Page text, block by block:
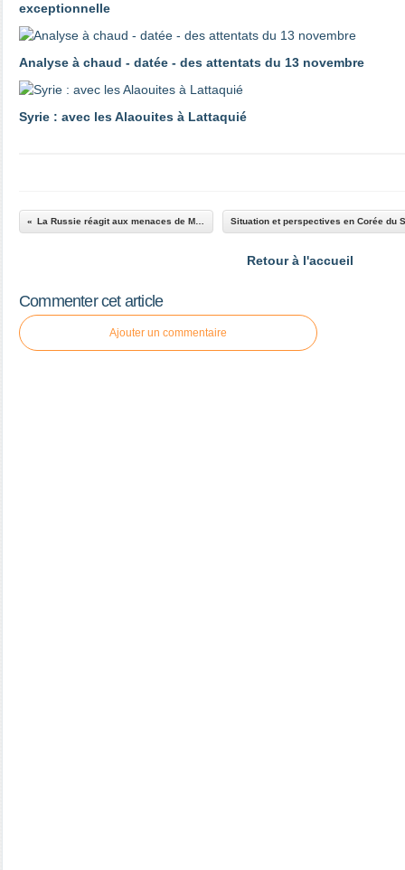
exceptionnelle
Analyse à chaud - datée - des attentats du 13 novembre
Syrie : avec les Alaouites à Lattaquié
Retour à l'accueil
Commenter cet article
Ajouter un commentaire